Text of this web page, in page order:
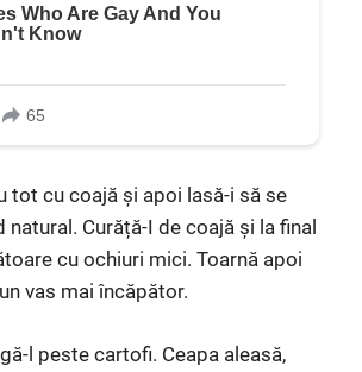
tot cu coajă și apoi lasă-i să se
natural. Curăță-I de coajă și la final
cu ochiuri mici. Toarnă apoi
vas mai încăpător.
l peste cartofi. Ceapa aleasă,